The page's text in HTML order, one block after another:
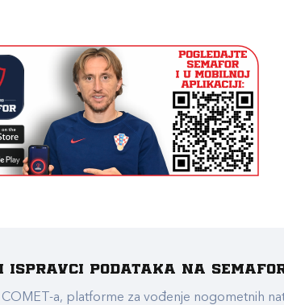
podataka na
a, platforme za vođenje nogometnih